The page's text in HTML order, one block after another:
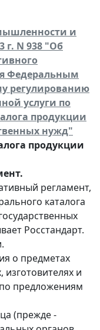
и
г. N 938 "Об
Федеральным
регулированию
услуги по
продукции
нужд"
продукции
регламент,
каталога
Росстандарт.
о предметах
изготовителях и
предложениям
(прежде -